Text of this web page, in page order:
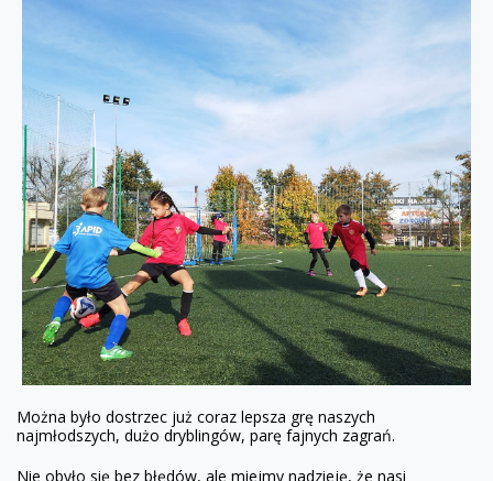
Można było dostrzec już coraz lepsza grę naszych
najmłodszych, dużo dryblingów, parę fajnych zagrań.
Nie obyło się bez błędów, ale miejmy nadzieję, że nasi